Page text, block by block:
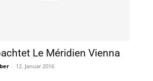
Le Méridien Vienna
- 12. Januar 2016